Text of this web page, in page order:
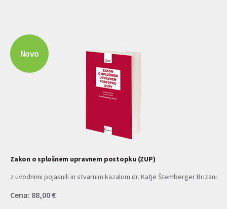
Novo
Zakon o splošnem upravnem postopku (ZUP)
z uvodnimi pojasnili in stvarnim kazalom dr. Katje Štemberger Brizani
Cena: 88,00 €